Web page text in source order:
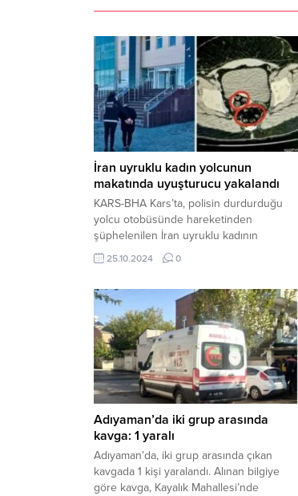
İran uyruklu kadın yolcunun
makatında uyuşturucu yakalandı
KARS-BHA Kars’ta, polisin durdurduğu
yolcu otobüsünde hareketinden
şüphelenilen İran uyruklu kadının
hastanede çekilen röntgeninde,
makatında uyuşturucu tespit edildi.
şüpheli tutuklandı. Kars Emniyet
Müdürlüğü Narkotik Suçlarla Mücadele
Şube Müdürlüğü ekipleri, Digor-Kars kara
yolundaki uygulamada, Iğdır’dan gelerek
Trabzon’a gitmekte olan yolcu
otobüsünde arama yaptı. Polis,
hareketlerinden şüphelendiği İran...
25.10.2024 0
Adıyaman’da iki grup arasında
kavga: 1 yaralı
Adıyaman’da, iki grup arasında çıkan
kavgada 1 kişi yaralandı. Alınan bilgiye
göre kavga, Kayalık Mahallesi’nde